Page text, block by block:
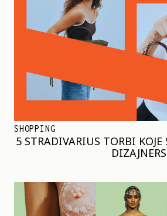
SHOPPING
5 STRADIVARIUS TORBI